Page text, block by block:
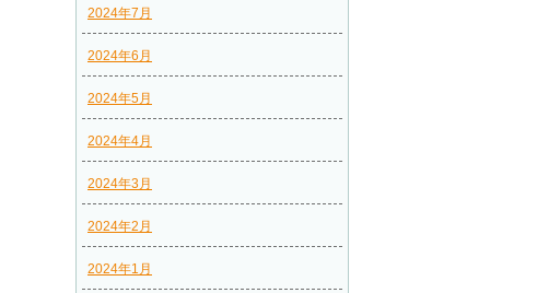
2024年7月
2024年6月
2024年5月
2024年4月
2024年3月
2024年2月
2024年1月